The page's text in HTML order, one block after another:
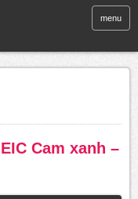
menu
Cam xanh –